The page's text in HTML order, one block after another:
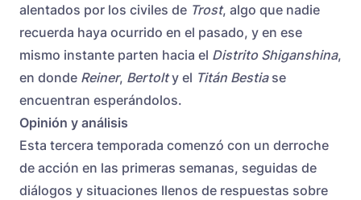
alentados por los civiles de Trost, algo que nadie
recuerda haya ocurrido en el pasado, y en ese
mismo instante parten hacia el Distrito Shiganshina,
en donde Reiner, Bertolty el Titán Bestiase
encuentran esperándolos.
Opinión y análisis
Esta tercera temporada comenzó con un derroche
de acción en las primeras semanas, seguidas de
diálogos y situaciones llenos de respuestas sobre